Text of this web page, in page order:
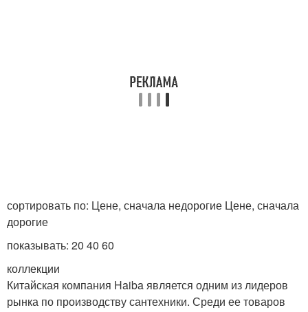
сортировать по: Цене, сначала недорогие Цене, сначала
дорогие
показывать: 20 40 60
коллекции
Китайская компания Haiba является одним из лидеров
рынка по производству сантехники. Среди ее товаров